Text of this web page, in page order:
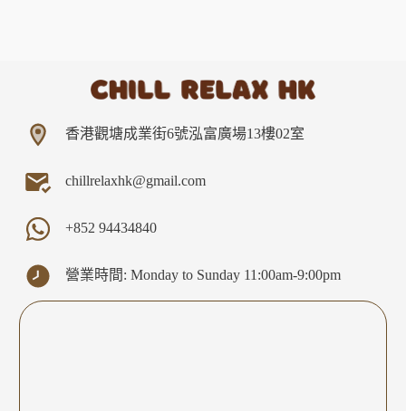
香港觀塘成業街6號泓富廣場13樓02室
chillrelaxhk@gmail.com
+852 94434840
營業時間: Monday to Sunday 11:00am-9:00pm